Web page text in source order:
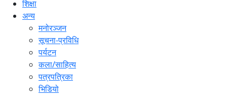
शिक्षा
अन्य
मनोरञ्जन
सूचना-प्रविधि
पर्यटन
कला/साहित्य
पत्रपत्रिका
भिडियो